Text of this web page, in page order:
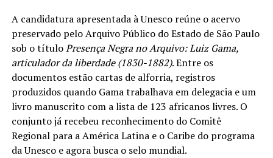
A candidatura apresentada à Unesco reúne o acervo
preservado pelo Arquivo Público do Estado de São Paulo
sob o títuloPresença Negra no Arquivo: Luiz Gama,
articulador da liberdade (1830-1882). Entre os
documentos estão cartas de alforria, registros
produzidos quando Gama trabalhava em delegacia e um
livro manuscrito com a lista de 123 africanos livres. O
conjunto já recebeu reconhecimento do Comitê
Regional para a América Latina e o Caribe do programa
da Unesco e agora busca o selo mundial.